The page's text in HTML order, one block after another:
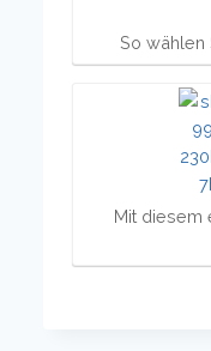
So wählen
Mit diesem